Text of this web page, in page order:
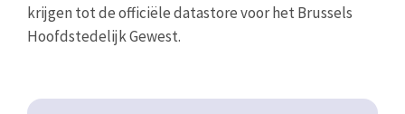
krijgen tot de officiële datastore voor het Brussels
Hoofdstedelijk Gewest.